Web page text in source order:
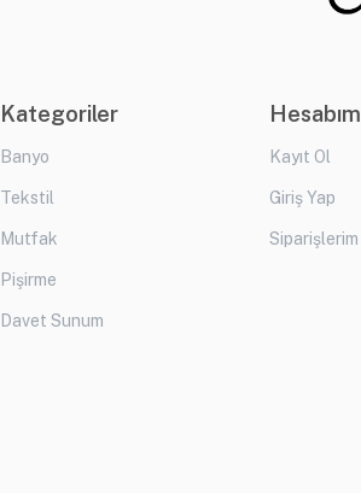
Kategoriler
Banyo
Tekstil
Mutfak
Pişirme
Davet Sunum
Hesabım
Kayıt Ol
Giriş Yap
Siparişlerim